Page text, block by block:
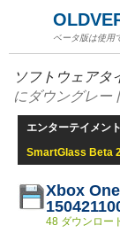
ベータ版は使用
ソフトウェアタ
にダウングレー
エンターテイメント
SmartGlass Beta
Xbox
48 ダウンロー